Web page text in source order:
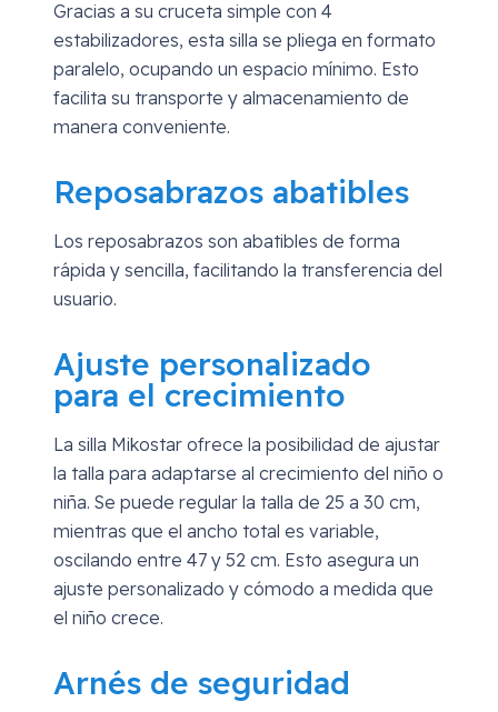
Gracias a su cruceta simple con 4
estabilizadores, esta silla se pliega en formato
paralelo, ocupando un espacio mínimo. Esto
facilita su transporte y almacenamiento de
manera conveniente.
Reposabrazos abatibles
Los reposabrazos son abatibles de forma
rápida y sencilla, facilitando la transferencia del
usuario.
Ajuste personalizado
para el crecimiento
La silla Mikostar ofrece la posibilidad de ajustar
la talla para adaptarse al crecimiento del niño o
niña. Se puede regular la talla de 25 a 30 cm,
mientras que el ancho total es variable,
oscilando entre 47 y 52 cm. Esto asegura un
ajuste personalizado y cómodo a medida que
el niño crece.
Arnés de seguridad